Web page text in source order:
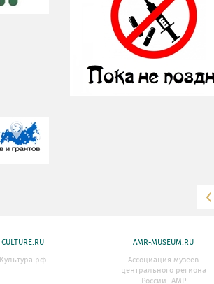
CULTURE.RU
Культура.рф
AMR-MUSEUM.RU
Ассоциация музеев
центрального региона
России -АМР